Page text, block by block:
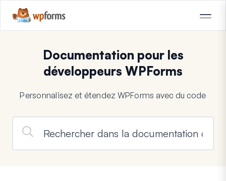
Documentation pour les
développeurs WPForms
Personnalisez et étendez WPForms avec du code